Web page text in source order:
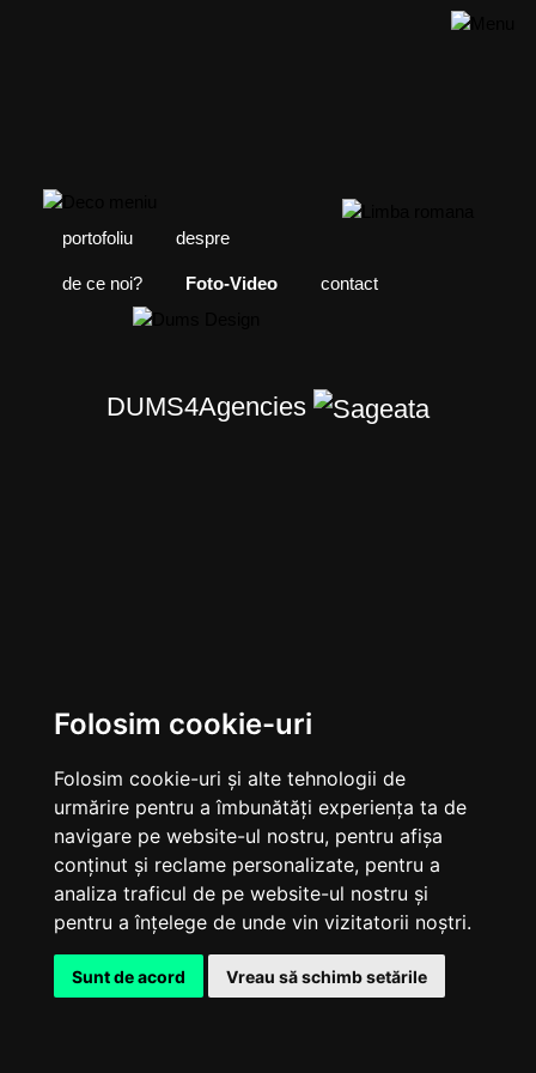
Folosim cookie-uri
Folosim cookie-uri și alte tehnologii de
urmărire pentru a îmbunătăți experiența ta de
navigare pe website-ul nostru, pentru afișa
conținut și reclame personalizate, pentru a
analiza traficul de pe website-ul nostru și
pentru a înțelege de unde vin vizitatorii noștri.
Sunt de acord Vreau să schimb setările
portofoliu despre
de ce noi? Foto-Video contact
DUMS4Agencies
povestea DUMS